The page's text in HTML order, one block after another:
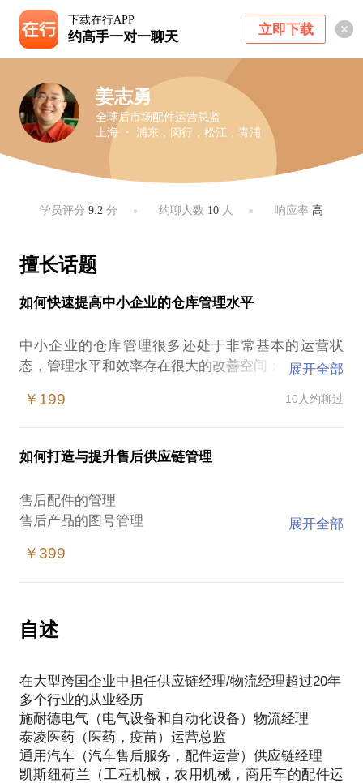
下载在行APP
约高手一对一聊天 立即下载
姜志勇
全球后市场配件运营总监
上海 ・ 浦东，闵行，松江，青浦
学员评分9.2 分 约聊人数 10人 响应率 高
擅长话题
如何快速提高中小企业的仓库管理水平
中小企业的仓库管理很多还处于非常基本的运营状
态，管理水平和效率存在很大的改善空间：
指标
3. 如何优化仓库布局，降低劳动强度
4. 如何优化库存管控
流程中加以规范
如果你有这方面的需求或者疑惑，请和我联系，共同
展开全部
￥199 10人约聊过
如何打造与提升售后供应链管理
售后配件的管理
售后产品的图号管理
售后产品的销售预测与计划管理
展开全部
￥399
自述
在大型跨国企业中担任供应链经理/物流经理超过20年
多个行业的从业经历
施耐德电气（电气设备和自动化设备）物流经理
泰凌医药（医药，疫苗）运营总监
通用汽车（汽车售后服务，配件运营）供应链经理
凯斯纽荷兰（工程机械，农用机械，商用车的配件运